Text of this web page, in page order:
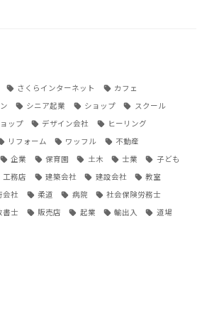
さくらインターネット カフェ
シニア起業 ショップ スクール
ップ デザイン会社 ヒーリング
リフォーム ワッフル 不動産
企業 保育園 土木 士業 子ども
工務店 建築会社 建設会社 教室
会社 柔道 病院 社会保険労務士
書士 販売店 起業 輸出入 道場